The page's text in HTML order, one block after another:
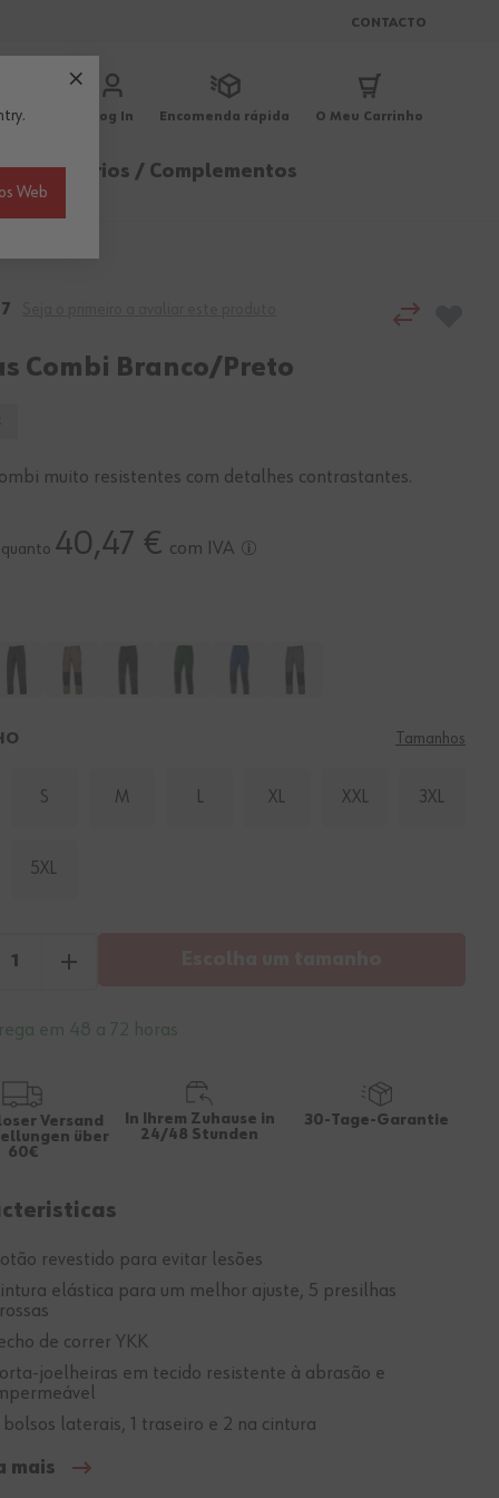
CONTACTO
Log In Encomenda rápida O Meu Carrinho
Acessórios / Complementos
Combi Branco/Preto
muito resistentes com detalhes contrastantes.
40,47 € com IVA
Tamanhos
S M L XL XXL 3XL
5XL
em 48 a 72 horas
Versand
über
60€
In Ihrem Zuhause in
24/48 Stunden
30-Tage-Garantie
revestido para evitar lesões
elástica para um melhor ajuste, 5 presilhas
de correr YKK
joelheiras em tecido resistente à abrasão e
bolsos laterais, 1 traseiro e 2 na cintura
mais
Web